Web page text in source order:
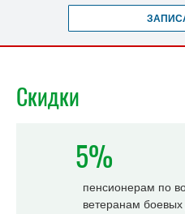
Скидки
5%
пенсионерам по
ветеранам боевых